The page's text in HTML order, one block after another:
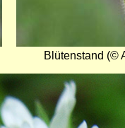
Blütenstand (©